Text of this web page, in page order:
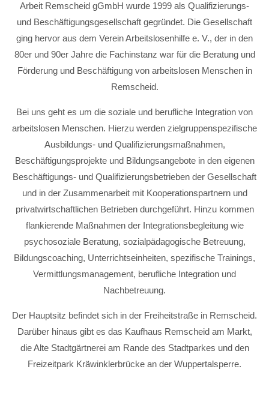
Arbeit Remscheid gGmbH wurde 1999 als Qualifizierungs-
und Beschäftigungsgesellschaft gegründet. Die Gesellschaft
ging hervor aus dem Verein Arbeitslosenhilfe e. V., der in den
80er und 90er Jahre die Fachinstanz war für die Beratung und
Förderung und Beschäftigung von arbeitslosen Menschen in
Remscheid.
Bei uns geht es um die soziale und berufliche Integration von
arbeitslosen Menschen. Hierzu werden zielgruppenspezifische
Ausbildungs- und Qualifizierungsmaßnahmen,
Beschäftigungsprojekte und Bildungsangebote in den eigenen
Beschäftigungs- und Qualifizierungsbetrieben der Gesellschaft
und in der Zusammenarbeit mit Kooperationspartnern und
privatwirtschaftlichen Betrieben durchgeführt. Hinzu kommen
flankierende Maßnahmen der Integrationsbegleitung wie
psychosoziale Beratung, sozialpädagogische Betreuung,
Bildungscoaching, Unterrichtseinheiten, spezifische Trainings,
Vermittlungsmanagement, berufliche Integration und
Nachbetreuung.
Der Hauptsitz befindet sich in der Freiheitstraße in Remscheid.
Darüber hinaus gibt es das Kaufhaus Remscheid am Markt,
die Alte Stadtgärtnerei am Rande des Stadtparkes und den
Freizeitpark Kräwinklerbrücke an der Wuppertalsperre.